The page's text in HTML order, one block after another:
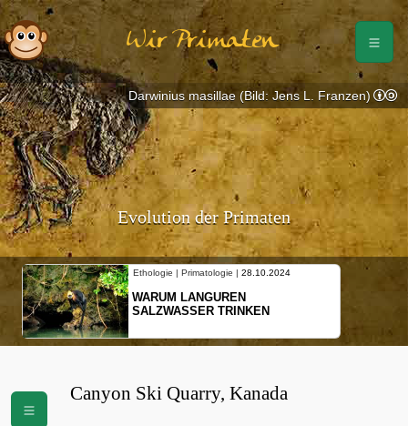
Wir Primaten
Evolution der Primaten
Ethologie | Primatologie | 28.10.2024
WARUM LANGUREN
SALZWASSER TRINKEN
Darwinius masillae (Bild: Jens L. Franzen)
Canyon Ski Quarry, Kanada